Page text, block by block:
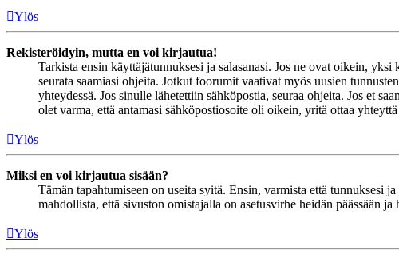
Ylös
Rekisteröidyin, mutta en voi kirjautua!
Tarkista ensin käyttäjätunnuksesi ja salasanasi. Jos ne ovat oikein,
seurata saamiasi ohjeita. Jotkut foorumit vaativat myös uusien
yhteydessä. Jos sinulle lähetettiin sähköpostia, seuraa ohjeita. Jos et
olet varma, että antamasi sähköpostiosoite oli oikein, yritä ottaa
Ylös
Miksi en voi kirjautua sisään?
Tämän tapahtumiseen on useita syitä. Ensin, varmista että tunnuksesi
mahdollista, että sivuston omistajalla on asetusvirhe heidän päässään ja
Ylös